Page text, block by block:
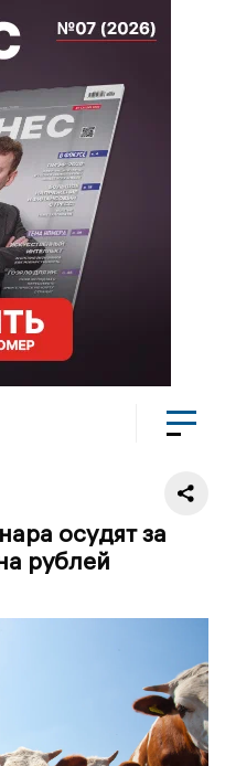
осудят за
рублей